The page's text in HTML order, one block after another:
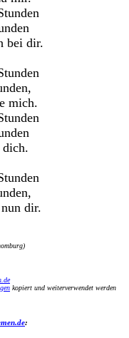
bei dir.
mich.
dich.
dir.
kopiert und weiterverwendet werden
: